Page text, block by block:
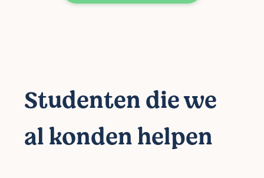
Studenten die we
al konden helpen